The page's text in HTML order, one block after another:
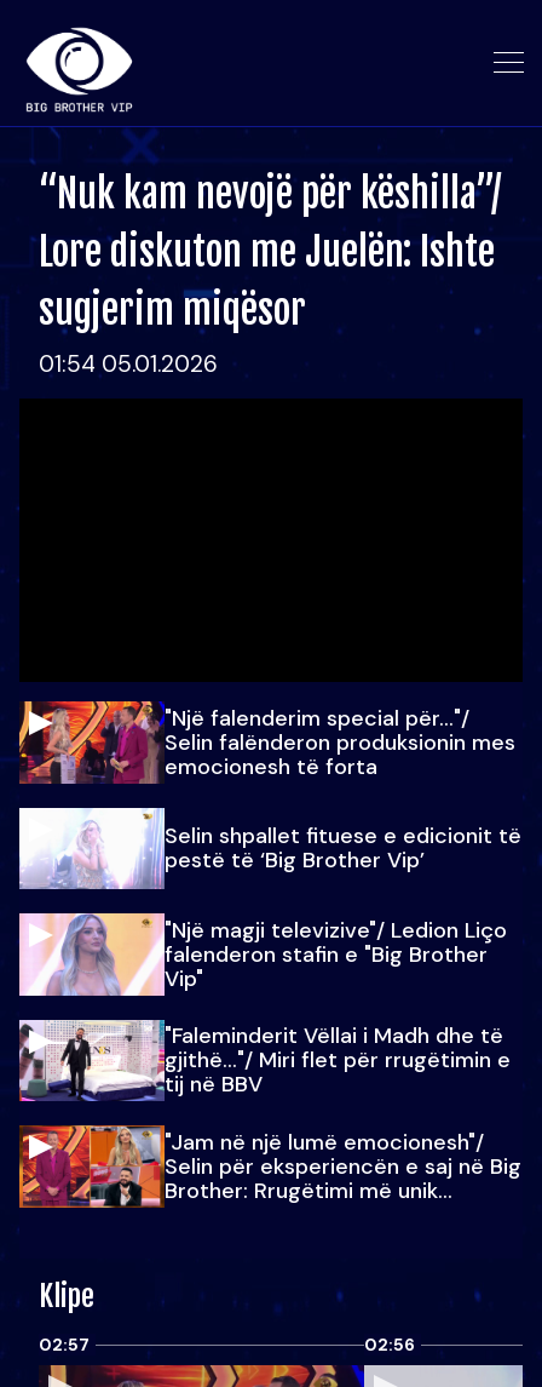
“Nuk kam nevojë për këshilla”/
Lore diskuton me Juelën: Ishte
sugjerim miqësor
01:54 05.01.2026
"Një falenderim special për…"/
Selin falënderon produksionin mes
emocionesh të forta
Selin shpallet fituese e edicionit të
pestë të ‘Big Brother Vip’
"Një magji televizive"/ Ledion Liço
falenderon stafin e "Big Brother
Vip"
"Faleminderit Vëllai i Madh dhe të
gjithë…"/ Miri flet për rrugëtimin e
tij në BBV
"Jam në një lumë emocionesh"/
Selin për eksperiencën e saj në Big
Brother: Rrugëtimi më unik…
Klipe
02:57 02:56